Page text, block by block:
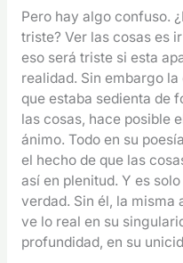
Pero hay algo confuso.
triste? Ver las cosas es
eso será triste si esta
realidad. Sin embargo
que estaba sedienta de
las cosas, hace posible
ánimo. Todo en su
el hecho de que las
así en plenitud. Y es
verdad. Sin él, la misma
ve lo real en su
profundidad, en su